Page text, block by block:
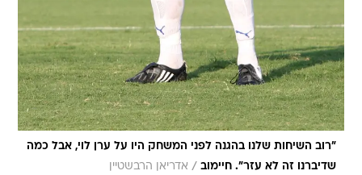
"רוב השיחות שלנו בהגנה לפני המשחק היו על ערן לוי, אבל כמה
שדיברנו זה לא עזר". חיימוב / אדריאן הרבשטיין